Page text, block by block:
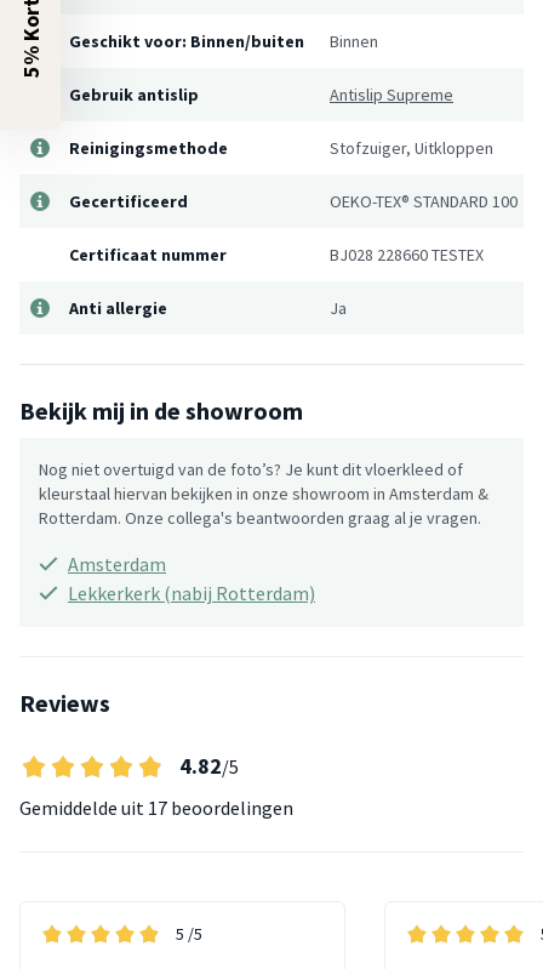
Geschikt voor: Binnen/buiten Binnen
Gebruik antislip Antislip Supreme
Reinigingsmethode Stofzuiger, Uitkloppen
Gecertificeerd OEKO-TEX® STANDARD 100
Certificaat nummer BJ028 228660 TESTEX
Anti allergie Ja
Bekijk mij in de showroom
Nog niet overtuigd van de foto’s? Je kunt dit vloerkleed of
kleurstaal hiervan bekijken in onze showroom in Amsterdam &
Rotterdam. Onze collega's beantwoorden graag al je vragen.
Amsterdam
Lekkerkerk (nabij Rotterdam)
Reviews
4.82/5
Gemiddelde uit 17 beoordelingen
5 /5